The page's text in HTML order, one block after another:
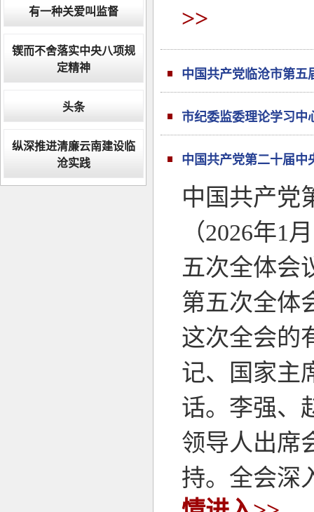
有一种关爱叫监督
锲而不舍落实中央八项规
定精神
头条
纵深推进清廉云南建设临
沧实践
>>
中国共产党临沧市第五
市纪委监委理论学习中
中国共产党第二十届中
中国共产党
（2026年1
五次全体会
第五次全体
这次全会的
记、国家主
话。李强、
领导人出席
持。全会深